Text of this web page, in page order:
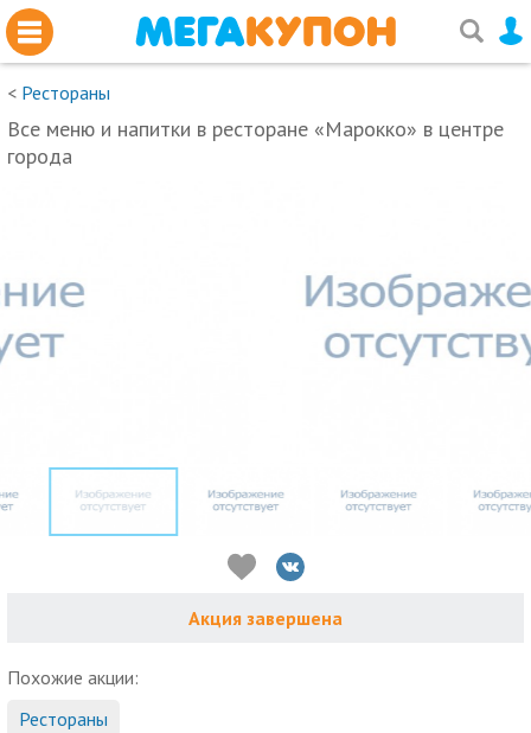
< Рестораны
Все меню и напитки в ресторане «Марокко» в центре
города
Акция завершена
Похожие акции:
Рестораны